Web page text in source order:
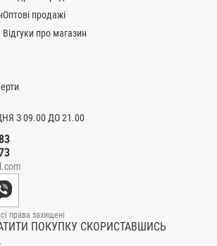
З 09.00 ДО 21.00
Оптові продажі
Відгуки про магазин
ПОКУПКУ СКОРИСТАВШИСЬ
права захищені